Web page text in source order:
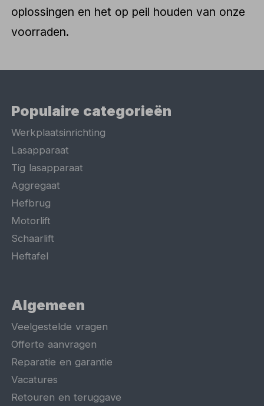
oplossingen en het op peil houden van onze
voorraden.
Populaire categorieën
Werkplaatsinrichting
Lasapparaat
Tig lasapparaat
Aggregaat
Hefbrug
Motorlift
Schaarlift
Heftafel
Algemeen
Veelgestelde vragen
Offerte aanvragen
Reparatie en garantie
Vacatures
Retouren en teruggave